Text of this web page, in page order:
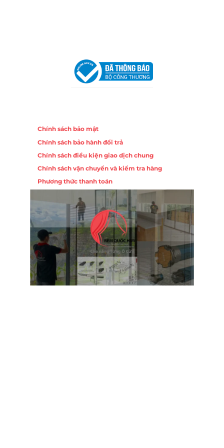
Chính sách bảo mật
Chính sách bảo hành đổi trả
Chính sách điều kiện giao dịch chung
Chính sách vận chuyển và kiểm tra hàng
Phương thức thanh toán